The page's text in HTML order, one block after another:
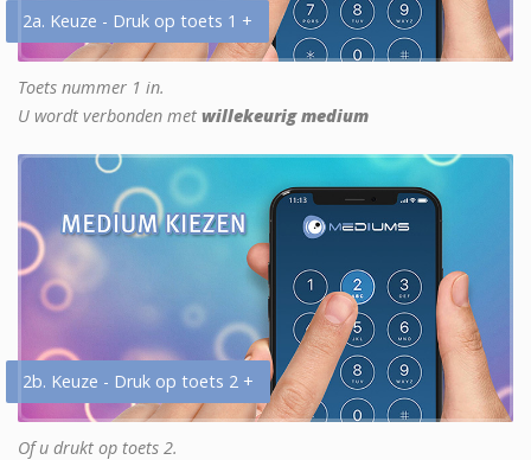
2a. Keuze - Druk op toets 1 +
Toets nummer 1 in.
U wordt verbonden met willekeurig medium
2b. Keuze - Druk op toets 2 +
Of u drukt op toets 2.